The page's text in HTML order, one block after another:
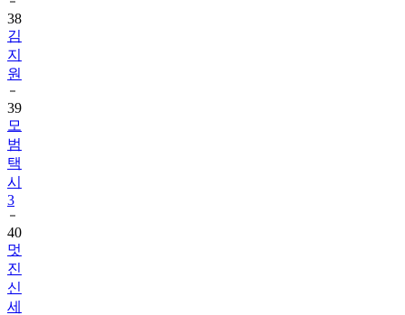
38
김
지
원
39
모
범
택
시
3
40
멋
진
신
세